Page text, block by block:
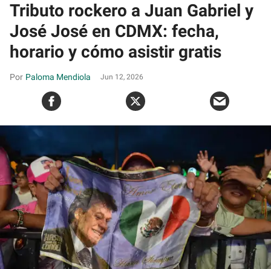
Tributo rockero a Juan Gabriel y
José José en CDMX: fecha,
horario y cómo asistir gratis
Paloma Mendiola Jun 12, 2026